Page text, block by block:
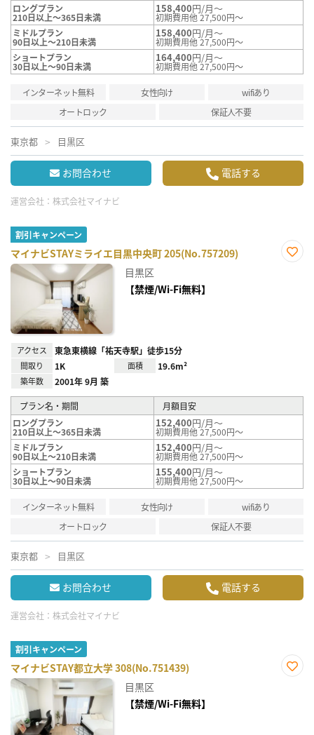
ロングプラン
210日以上～365日未満
158,400円/月～
初期費用他 27,500円～
ミドルプラン
90日以上～210日未満
158,400円/月～
初期費用他 27,500円～
ショートプラン
30日以上～90日未満
164,400円/月～
初期費用他 27,500円～
インターネット無料 女性向け
wifiあり
オートロック
保証人不要
東京都 目黒区
お問合わせ 電話する
運営会社： 株式会社マイナビ
割引キャンペーン
マイナビSTAYミライエ目黒中央町 205(No.757209)
目黒区
【禁煙/Wi-Fi無料】
アクセス 東急東横線「祐天寺駅」徒歩15分
間取り 1K 面積 19.6m²
築年数 2001年 9月 築
プラン名・期間
月額目安
ロングプラン
210日以上～365日未満
152,400円/月～
初期費用他 27,500円～
ミドルプラン
90日以上～210日未満
152,400円/月～
初期費用他 27,500円～
ショートプラン
30日以上～90日未満
155,400円/月～
初期費用他 27,500円～
インターネット無料 女性向け
wifiあり
オートロック
保証人不要
東京都 目黒区
お問合わせ 電話する
運営会社： 株式会社マイナビ
割引キャンペーン
マイナビSTAY都立大学 308(No.751439)
目黒区
【禁煙/Wi-Fi無料】